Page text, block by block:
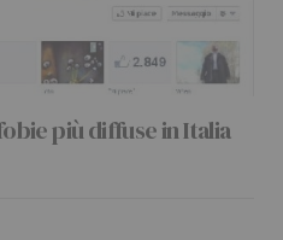
più diffuse in Italia